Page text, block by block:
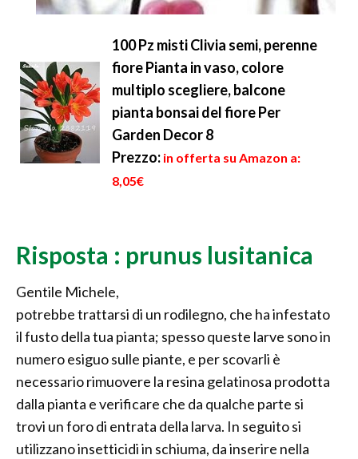
100 Pz misti Clivia semi, perenne
fiore Pianta in vaso, colore
multiplo scegliere, balcone
pianta bonsai del fiore Per
Garden Decor 8
Prezzo: in offerta su Amazon a:
8,05€
Risposta : prunus lusitanica
Gentile Michele,
potrebbe trattarsi di un rodilegno, che ha infestato
il fusto della tua pianta; spesso queste larve sono in
numero esiguo sulle piante, e per scovarli è
necessario rimuovere la resina gelatinosa prodotta
dalla pianta e verificare che da qualche parte si
trovi un foro di entrata della larva. In seguito si
utilizzano insetticidi in schiuma, da inserire nella